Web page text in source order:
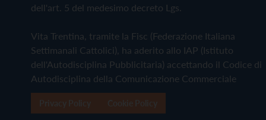
dell'art. 5 del medesimo decreto Lgs.
Vita Trentina, tramite la Fisc (Federazione Italiana
Settimanali Cattolici), ha aderito allo IAP (Istituto
dell'Autodisciplina Pubblicitaria) accettando il Codice di
Autodisciplina della Comunicazione Commerciale